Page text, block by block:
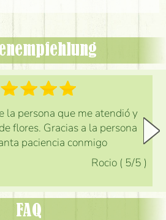
la persona que me atendió y
flores. Gracias a la persona
paciencia conmigo
Rocio ( 5/5 )
FAQ